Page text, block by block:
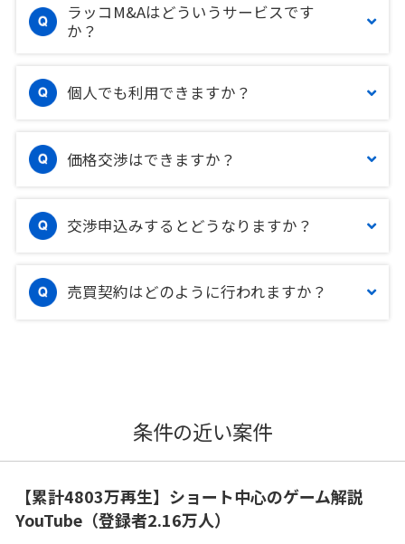
ラッコM&Aはどういうサービスです
か？
個人でも利用できますか？
価格交渉はできますか？
交渉申込みするとどうなりますか？
売買契約はどのように行われますか？
条件の近い案件
【累計4803万再生】ショート中心のゲーム解説
YouTube（登録者2.16万人）